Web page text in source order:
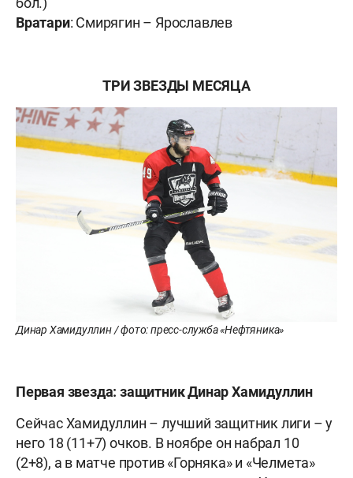
Вратари: Смирягин – Ярославлев
ТРИ ЗВЕЗДЫ МЕСЯЦА
Динар Хамидуллин / фото: пресс-служба «Нефтяника»
Первая звезда: защитник Динар Хамидуллин
Сейчас Хамидуллин – лучший защитник лиги – у
него 18 (11+7) очков. В ноябре он набрал 10
(2+8), а в матче против «Горняка» и «Челмета»